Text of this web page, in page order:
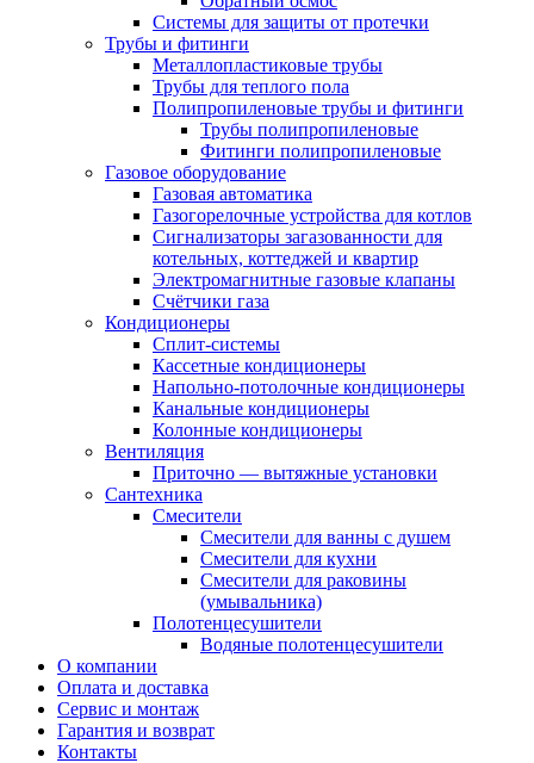
Системы для защиты от протечки
Трубы и фитинги
Металлопластиковые трубы
Трубы для теплого пола
Полипропиленовые трубы и фитинги
Трубы полипропиленовые
Фитинги полипропиленовые
Газовое оборудование
Газовая автоматика
Газогорелочные устройства для котлов
Сигнализаторы загазованности для
котельных, коттеджей и квартир
Электромагнитные газовые клапаны
Счётчики газа
Кондиционеры
Сплит-системы
Кассетные кондиционеры
Напольно-потолочные кондиционеры
Канальные кондиционеры
Колонные кондиционеры
Вентиляция
Приточно — вытяжные установки
Сантехника
Смесители
Смесители для ванны с душем
Смесители для кухни
Смесители для раковины
(умывальника)
Полотенцесушители
Водяные полотенцесушители
О компании
Оплата и доставка
Сервис и монтаж
Гарантия и возврат
Контакты